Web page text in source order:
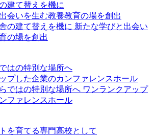
建て替えを機に
会いを生む教養教育の場を創出
はの特別な場所へ
プした企業のカンファレンスホール
を育てる専門高校として